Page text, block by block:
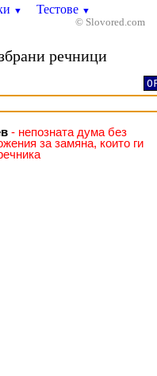
▼ Тестове ▼
© Slovored.com
речници
- непозната дума без
за замяна, които ги